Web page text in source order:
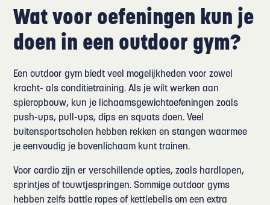
Wat voor oefeningen kun je
doen in een outdoor gym?
Een outdoor gym biedt veel mogelijkheden voor zowel
kracht- als conditietraining. Als je wilt werken aan
spieropbouw, kun je lichaamsgewichtoefeningen zoals
push-ups, pull-ups, dips en squats doen. Veel
buitensportscholen hebben rekken en stangen waarmee
je eenvoudig je bovenlichaam kunt trainen.
Voor cardio zijn er verschillende opties, zoals hardlopen,
sprintjes of touwtjespringen. Sommige outdoor gyms
hebben zelfs battle ropes of kettlebells om een extra